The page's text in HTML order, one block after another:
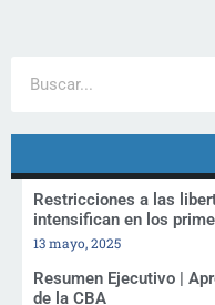
Restricciones a las
intensifican en los
13 mayo, 2025
Resumen Ejecutivo |
de la CBA